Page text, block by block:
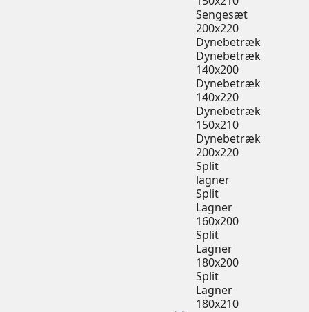
Sengesæt
200x220
Dynebetræk
Dynebetræk
140x200
Dynebetræk
140x220
Dynebetræk
150x210
Dynebetræk
200x220
Split
lagner
Split
Lagner
160x200
Split
Lagner
180x200
Split
Lagner
180x210